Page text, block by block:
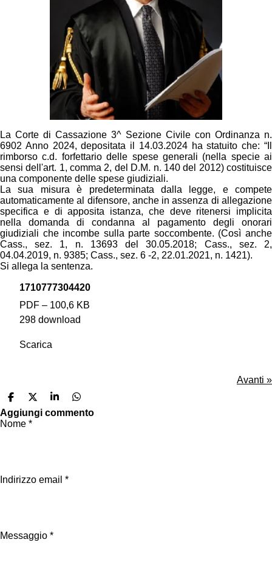
La Corte di Cassazione 3^ Sezione Civile con Ordinanza n.
6902 Anno 2024, depositata il 14.03.2024 ha statuito che: “Il
rimborso c.d. forfettario delle spese generali (nella specie ai
sensi dell'art. 1, comma 2, del D.M. n. 140 del 2012) costituisce
una componente delle spese giudiziali.
La sua misura è predeterminata dalla legge, e compete
automaticamente al difensore, anche in assenza di allegazione
specifica e di apposita istanza, che deve ritenersi implicita
nella domanda di condanna al pagamento degli onorari
giudiziali che incombe sulla parte soccombente. (Così anche
Cass., sez. 1, n. 13693 del 30.05.2018; Cass., sez. 2,
04.04.2019, n. 9385; Cass., sez. 6 -2, 22.01.2021, n. 1421).
Si allega la sentenza.
1710777304420
PDF – 100,6 KB
298 download
Scarica
Avanti »
C
o
n
d
i
C
o
n
i
C
o
i
C
o
Aggiungi commento
Nome *
Indirizzo email *
Messaggio *